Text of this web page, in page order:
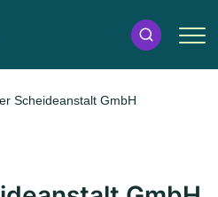
Scheideanstalt GmbH